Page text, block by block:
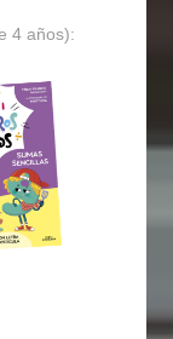
4 años):